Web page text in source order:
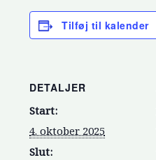
Tilføj til kalender
DETALJER
Start:
4. oktober 2025
Slut: